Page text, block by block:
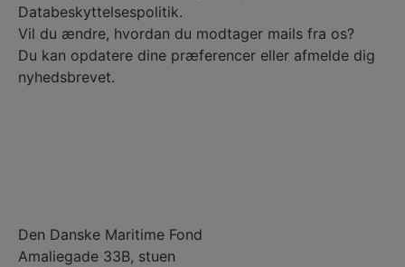
Databeskyttelsespolitik.
Vil du ændre, hvordan du modtager mails fra os?
Du kan opdatere dine præferencer eller afmelde dig
nyhedsbrevet.
Den Danske Maritime Fond
Amaliegade 33B, stuen